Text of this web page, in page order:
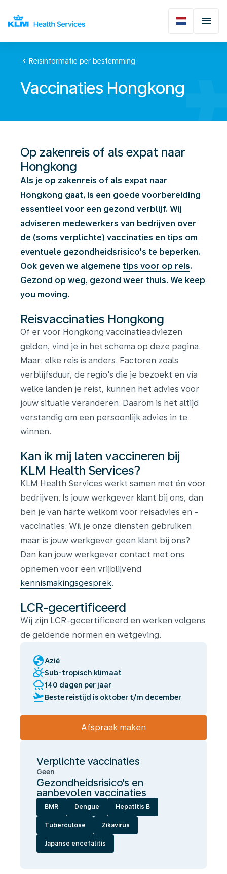
chevron_left Reisinformatie per bestemming
Vaccinaties Hongkong
Op zakenreis of als expat naar
Hongkong
Als je op zakenreis of als expat naar
Hongkong gaat, is een goede voorbereiding
essentieel voor een gezond verblijf. Wij
adviseren medewerkers van bedrijven over
de (soms verplichte) vaccinaties en tips om
eventuele gezondheidsrisico's te beperken.
Ook geven we algemene tips voor op reis.
Gezond op weg, gezond weer thuis. We keep
you moving.
Reisvaccinaties Hongkong
Of er voor Hongkong vaccinatieadviezen
gelden, vind je in het schema op deze pagina.
Maar: elke reis is anders. Factoren zoals
verblijfsduur, de regio's die je bezoekt en via
welke landen je reist, kunnen het advies voor
jouw situatie veranderen. Daarom is het altijd
verstandig om een persoonlijk advies in te
winnen.
Kan ik mij laten vaccineren bij
KLM Health Services?
KLM Health Services werkt samen met én voor
bedrijven. Is jouw werkgever klant bij ons, dan
ben je van harte welkom voor reisadvies en -
vaccinaties. Wil je onze diensten gebruiken
maar is jouw werkgever geen klant bij ons?
Dan kan jouw werkgever contact met ons
opnemen voor een vrijblijvend
kennismakingsgesprek.
LCR-gecertificeerd
Wij zijn LCR-gecertificeerd en werken volgens
de geldende normen en wetgeving.
globeAzië
partly_cloudy_daySub-tropisch klimaat
rainy140 dagen per jaar
flight_takeoffBeste reistijd is oktober t/m december
Afspraak maken
Verplichte vaccinaties
Geen
Gezondheidsrisico's en
aanbevolen vaccinaties
BMR Dengue Hepatitis B
Tuberculose Zikavirus
Japanse encefalitis